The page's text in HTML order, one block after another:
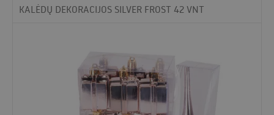
KALĖDŲ DEKORACIJOS SILVER FROST 42 VNT